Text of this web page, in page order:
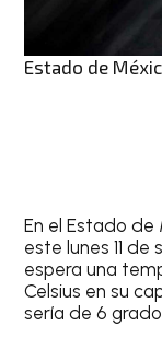
Estado de
En elEstado de
estelunes 11
espera una
Celsius en su
sería de 6